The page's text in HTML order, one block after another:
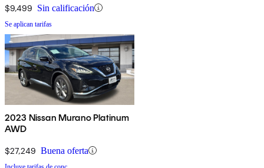
$9,499 Sin calificación
Se aplican tarifas
2023 Nissan Murano Platinum
AWD
$27,249 Buena oferta